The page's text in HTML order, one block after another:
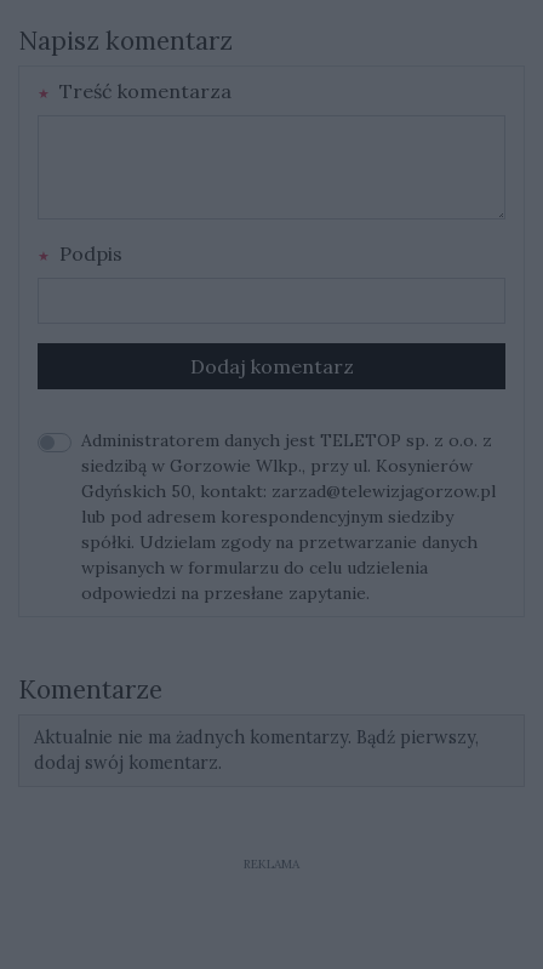
Napisz komentarz
Treść komentarza
Podpis
Dodaj komentarz
Administratorem danych jest TELETOP sp. z o.o. z
siedzibą w Gorzowie Wlkp., przy ul. Kosynierów
Gdyńskich 50, kontakt: zarzad@telewizjagorzow.pl
lub pod adresem korespondencyjnym siedziby
spółki. Udzielam zgody na przetwarzanie danych
wpisanych w formularzu do celu udzielenia
odpowiedzi na przesłane zapytanie.
Komentarze
Aktualnie nie ma żadnych komentarzy. Bądź pierwszy,
dodaj swój komentarz.
REKLAMA